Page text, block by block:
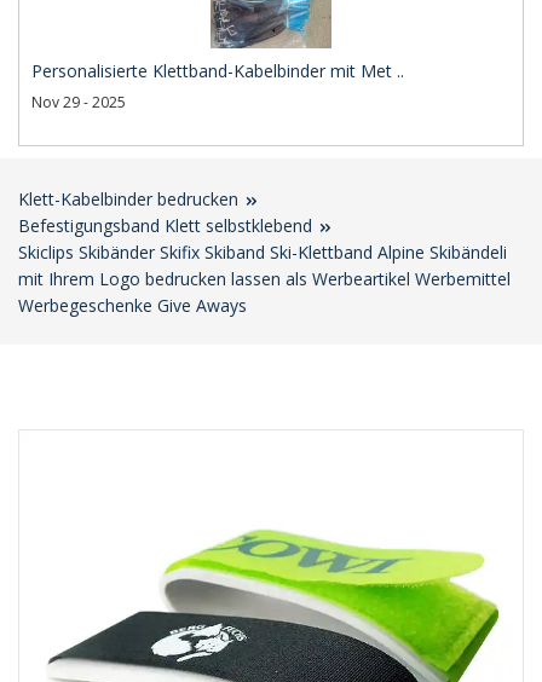
Personalisierte Klettband-Kabelbinder mit Met ..
Nov 29 - 2025
Klett-Kabelbinder bedrucken
Befestigungsband Klett selbstklebend
Skiclips Skibänder Skifix Skiband Ski-Klettband Alpine Skibändeli
mit Ihrem Logo bedrucken lassen als Werbeartikel Werbemittel
Werbegeschenke Give Aways